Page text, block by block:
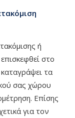
ή
στο
τα
σας χώρου
Επίσης
για τον